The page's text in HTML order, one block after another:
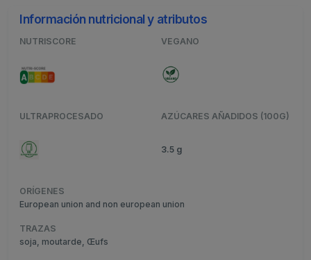
Información nutricional y atributos
NUTRISCORE VEGANO
ULTRAPROCESADO AZÚCARES AÑADIDOS (100G)
3.5 g
ORÍGENES
European union and non european union
TRAZAS
soja, moutarde, Œufs